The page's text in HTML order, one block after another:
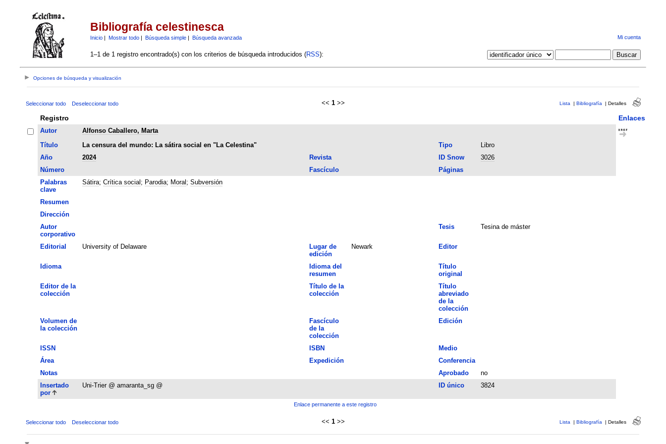
Bibliografía celestinesca
Inicio| Mostrar todo| Búsqueda simple| Búsqueda avanzada Mi cuenta
1–1 de 1 registro encontrado(s) con los criterios de búsqueda introducidos (RSS):
Opciones de búsqueda y visualización
Seleccionar todo Deseleccionar todo << 1 >> Lista | Bibliografía | Detalles
Registro Enlaces
Autor
Alfonso Caballero, Marta
Título
La censura del mundo: La sátira social en "La Celestina" Tipo
Libro
Año
2024 Revista ID Snow
3026
Número
Fascículo
Páginas
Palabras
clave
Sátira; Crítica social ; Parodia; Moral ; Subversión
Resumen
Dirección
Autor
corporativo
Tesis Tesina de máster
Editorial University of Delaware
Lugar de
edición
Newark Editor
Idioma
Idioma del
resumen
Título
original
Editor de la
colección
Título de la
colección
Título
abreviado
de la
colección
Volumen de
la colección
Fascículo
de la
colección
Edición
ISSN ISBN
Medio
Área
Expedición
Conferencia
Notas
Aprobado
no
Insertado
por
Uni-Trier @ amaranta_sg @ ID único 3824
Enlace permanente a este registro
Seleccionar todo Deseleccionar todo << 1 >> Lista | Bibliografía | Detalles